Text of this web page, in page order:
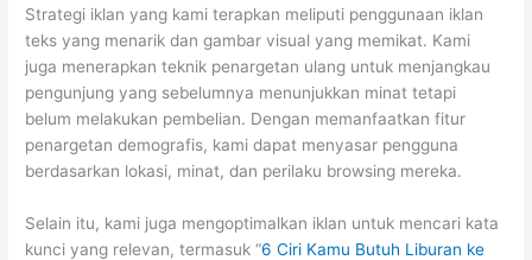
Strategi iklan yang kami terapkan meliputi penggunaan iklan
teks yang menarik dan gambar visual yang memikat. Kami
juga menerapkan teknik penargetan ulang untuk menjangkau
pengunjung yang sebelumnya menunjukkan minat tetapi
belum melakukan pembelian. Dengan memanfaatkan fitur
penargetan demografis, kami dapat menyasar pengguna
berdasarkan lokasi, minat, dan perilaku browsing mereka.
Selain itu, kami juga mengoptimalkan iklan untuk mencari kata
kunci yang relevan, termasuk “6 Ciri Kamu Butuh Liburan ke